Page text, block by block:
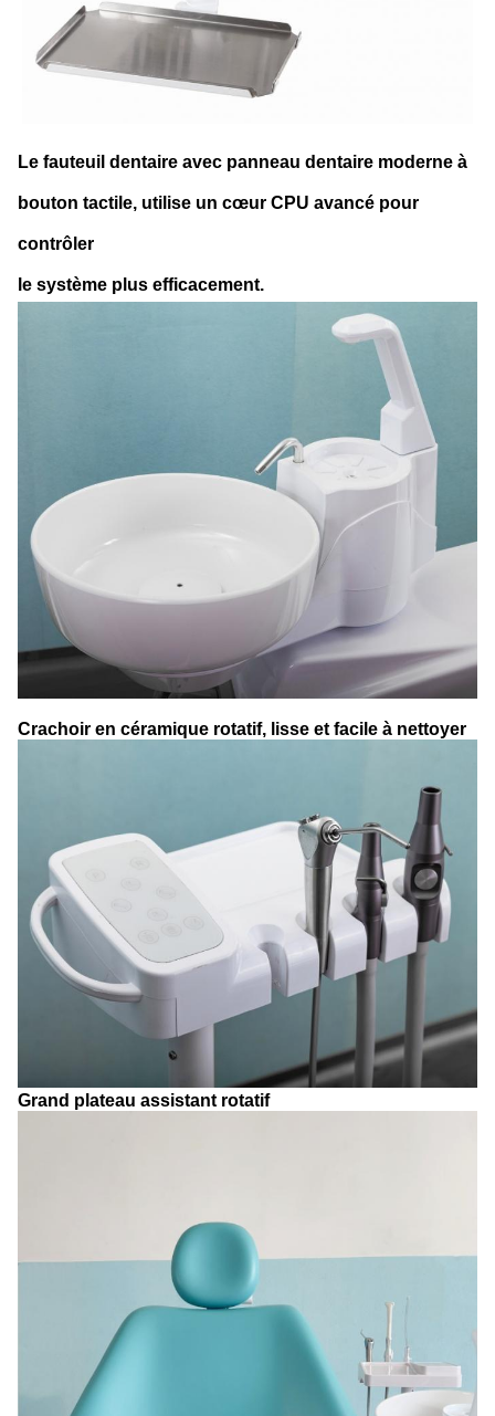
Le fauteuil dentaire avec panneau dentaire moderne à
bouton tactile, utilise un cœur CPU avancé pour
contrôler
le système plus efficacement.
Crachoir en céramique rotatif, lisse et facile à nettoyer
Grand plateau assistant rotatif